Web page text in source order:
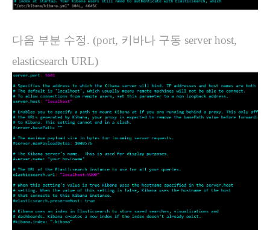
다음 부분 수정. (port, 키바나 구동 server host,
elasticsearch URL)